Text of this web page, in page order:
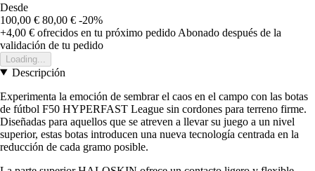
Desde
100,00 € 80,00 € -20%
+4,00 € ofrecidos en tu próximo pedido Abonado después de la
validación de tu pedido
Loading...
Descripción
Experimenta la emoción de sembrar el caos en el campo con las botas
de fútbol F50 HYPERFAST League sin cordones para terreno firme.
Diseñadas para aquellos que se atreven a llevar su juego a un nivel
superior, estas botas introducen una nueva tecnología centrada en la
reducción de cada gramo posible.